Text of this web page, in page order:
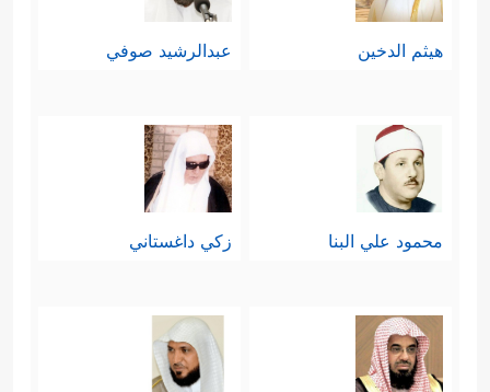
هيثم الدخين عبدالرشيد صوفي
محمود علي البنا زكي داغستاني